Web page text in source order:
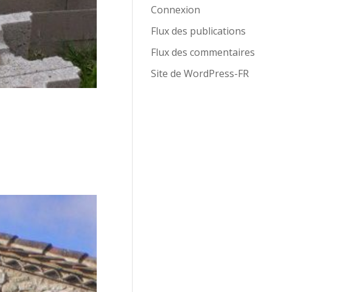
Connexion
Flux des publications
Flux des commentaires
Site de WordPress-FR